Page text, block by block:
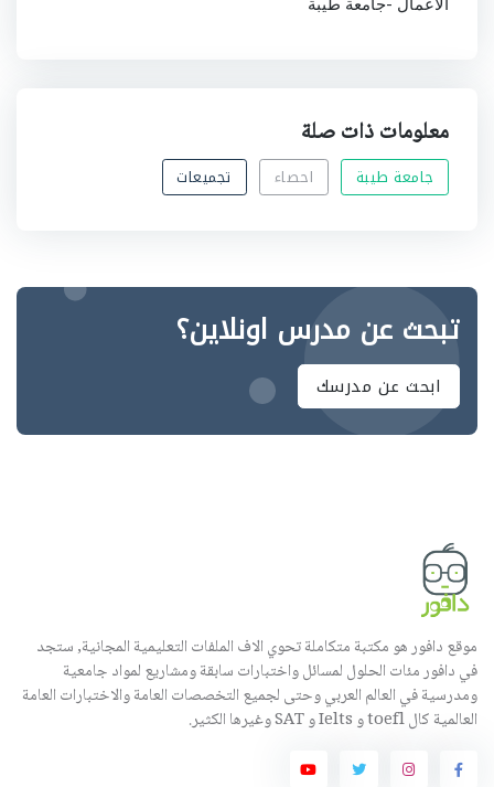
معلومات ذات صلة
جامعة طيبة احصاء تجميعات
تبحث عن مدرس اونلاين؟
ابحث عن مدرسك
موقع دافور هو مكتبة متكاملة تحوي الاف الملفات التعليمية المجانية, ستجد
في دافور مئات الحلول لمسائل واختبارات سابقة ومشاريع لمواد جامعية
ومدرسية في العالم العربي وحتى لجميع التخصصات العامة والاختبارات العامة
العالمية كال toefl و Ielts و SAT وغيرها الكثير.